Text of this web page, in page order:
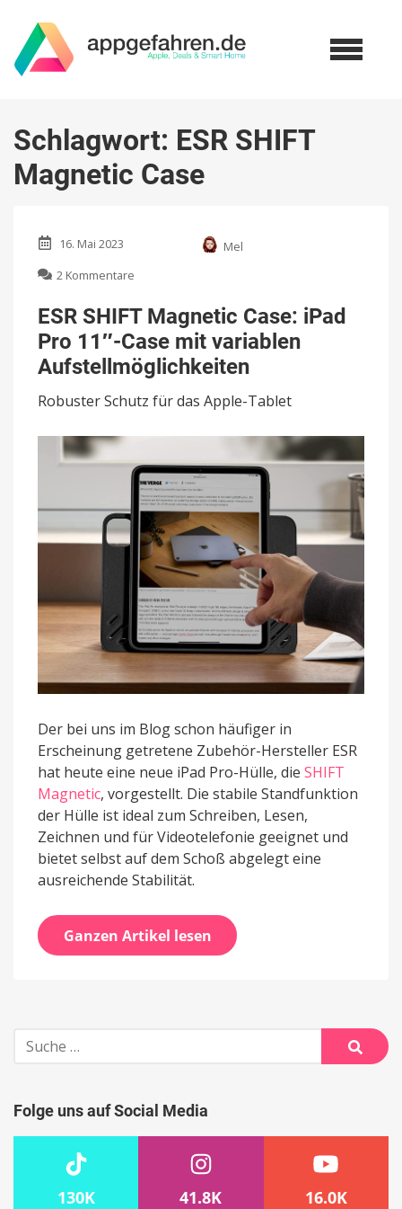
Schlagwort: ESR SHIFT
Magnetic Case
16. Mai 2023
Mel
2 Kommentare
SHIFT
Magnetic
Case:
iPad
Pro
11″-
Case
Aufstellmöglichkeiten
ESR SHIFT Magnetic Case: iPad
Pro 11″-Case mit variablen
Aufstellmöglichkeiten
Robuster Schutz für das Apple-Tablet
Der bei uns im Blog schon häufiger in
Erscheinung getretene Zubehör-Hersteller ESR
hat heute eine neue iPad Pro-Hülle, die SHIFT
Magnetic, vorgestellt. Die stabile Standfunktion
der Hülle ist ideal zum Schreiben, Lesen,
Zeichnen und für Videotelefonie geeignet und
bietet selbst auf dem Schoß abgelegt eine
ausreichende Stabilität.
Ganzen Artikel lesen
Suche
nach:
Suche
Folge uns auf Social Media
130K 41.8K 16.0K